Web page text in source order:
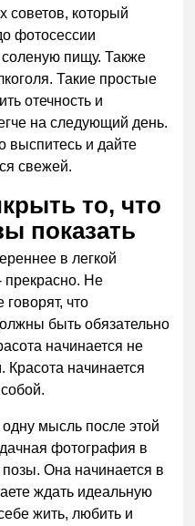
советов, который
фотосессии
соленую пищу. Также
Такие простые
отечность и
на следующий день.
и дайте
свежей.
то, что
показать
в легкой
прекрасно. Не
что
быть обязательно
начинается не
начинается
мысль после этой
фотография в
позы. Она начинается в
ждать идеальную
жить, любить и